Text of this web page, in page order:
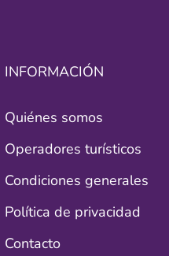
INFORMACIÓN
Quiénes somos
Operadores turísticos
Condiciones generales
Política de privacidad
Contacto